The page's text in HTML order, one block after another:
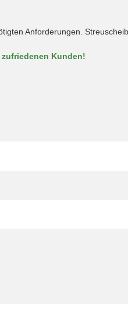
Anforderungen.
Kunden!